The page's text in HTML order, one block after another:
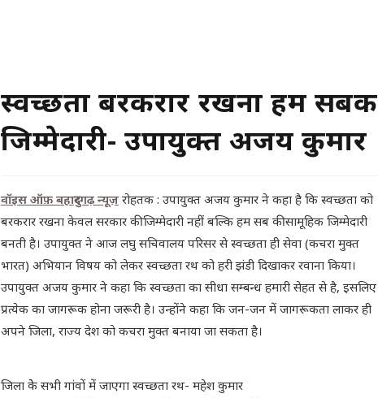
स्वच्छता बरकरार रखना हम सबकी
जिम्मेदारी- उपायुक्त अजय कुमार
वॉइस ऑफ़ बहादुरगढ़ न्यूज़ रोहतक : उपायुक्त अजय कुमार ने कहा है कि स्वच्छता को
बरकरार रखना केवल सरकार की जिम्मेदारी नहीं बल्कि हम सब की सामूहिक जिम्मेदारी
बनती है। उपायुक्त ने आज लघु सचिवालय परिसर से स्वच्छता ही सेवा (कचरा मुक्त
भारत) अभियान विषय को लेकर स्वच्छता रथ को हरी झंडी दिखाकर रवाना किया।
उपायुक्त अजय कुमार ने कहा कि स्वच्छता का सीधा सम्बन्ध हमारी सेहत से है, इसलिए
प्रत्येक का जागरूक होना जरूरी है। उन्होंने कहा कि जन-जन में जागरूकता लाकर ही
अपने जिला, राज्य देश को कचरा मुक्त बनाया जा सकता है।
जिला केे सभी गांवों में जाएगा स्वच्छता रथ- महेश कुमार